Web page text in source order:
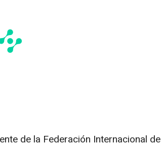
de la Federación Internacional de